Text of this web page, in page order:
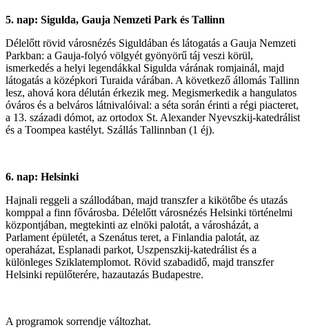
5. nap: Sigulda, Gauja Nemzeti Park és Tallinn
Délelőtt rövid városnézés Siguldában és látogatás a Gauja Nemzeti
Parkban: a Gauja-folyó völgyét gyönyörű táj veszi körül,
ismerkedés a helyi legendákkal Sigulda várának romjainál, majd
látogatás a középkori Turaida várában. A következő állomás Tallinn
lesz, ahová kora délután érkezik meg. Megismerkedik a hangulatos
óváros és a belváros látnivalóival: a séta során érinti a régi piacteret,
a 13. századi dómot, az ortodox St. Alexander Nyevszkij-katedrálist
és a Toompea kastélyt. Szállás Tallinnban (1 éj).
6. nap: Helsinki
Hajnali reggeli a szállodában, majd transzfer a kikötőbe és utazás
komppal a finn fővárosba. Délelőtt városnézés Helsinki történelmi
központjában, megtekinti az elnöki palotát, a városházát, a
Parlament épületét, a Szenátus teret, a Finlandia palotát, az
operaházat, Esplanadi parkot, Uszpenszkij-katedrálist és a
különleges Sziklatemplomot. Rövid szabadidő, majd transzfer
Helsinki repülőterére, hazautazás Budapestre.
A programok sorrendje változhat.